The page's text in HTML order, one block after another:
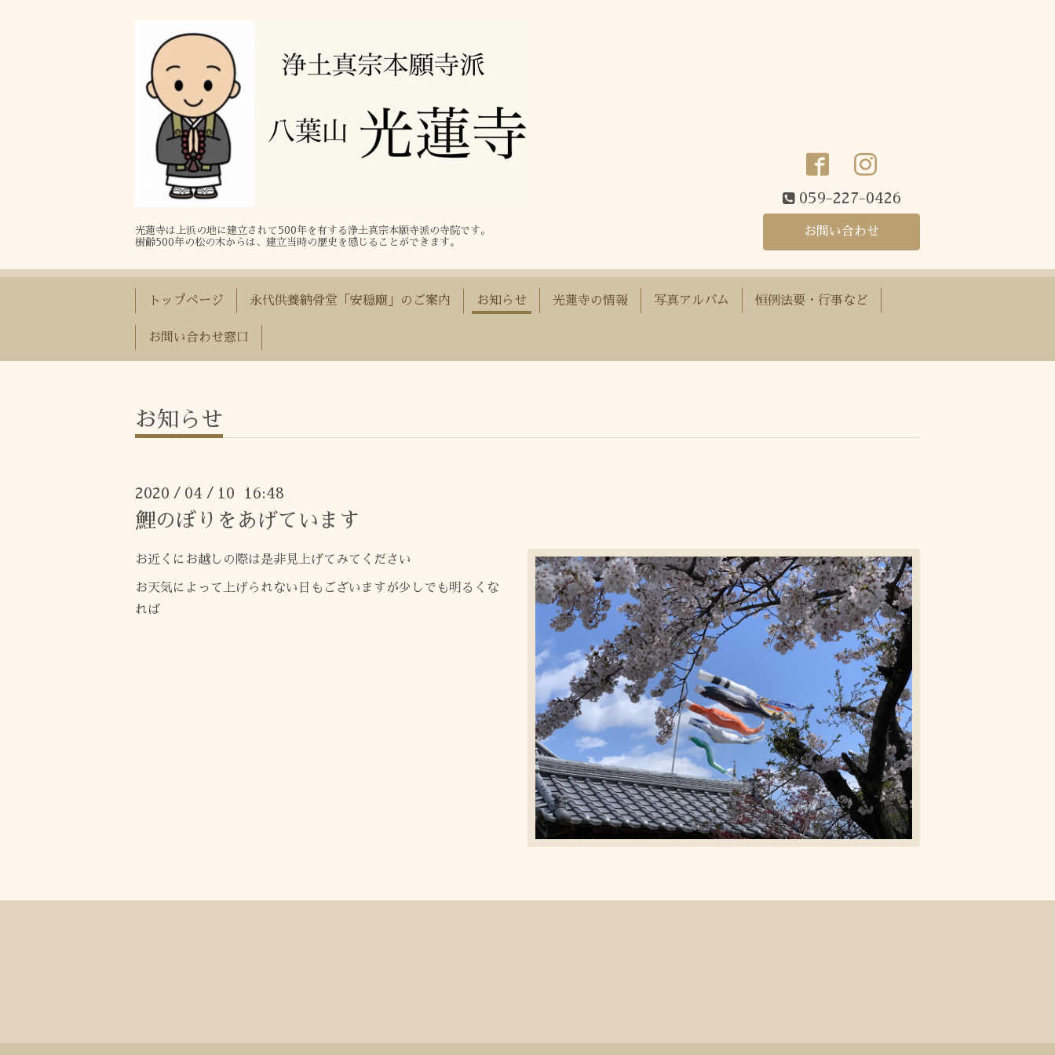
光蓮寺は上浜の地に建立されて500年を有する浄土真宗本願寺派の寺院です。
樹齢500年の松の木からは、建立当時の歴史を感じることができます。
059-227-0426
お問い合わせ
トップページ 永代供養納骨堂「安穏廟」のご案内 お知らせ 光蓮寺の情報 写真アルバム 恒例法要・行事など
お問い合わせ窓口
お知らせ
2020 / 04 / 10 16:48
鯉のぼりをあげています
お近くにお越しの際は是非見上げてみてください
お天気によって上げられない日もございますが少しでも明るくな
れば